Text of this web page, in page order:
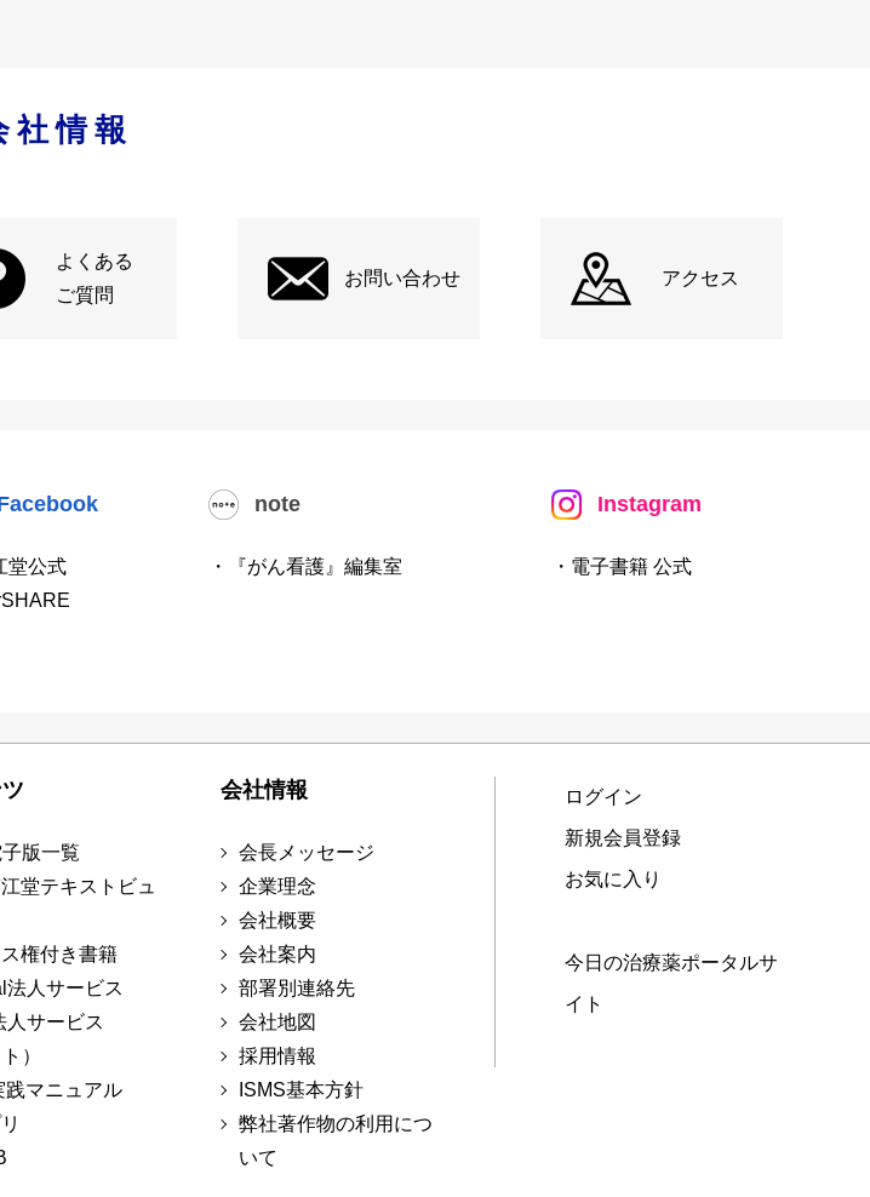
社情報
よくある
ご質問
お問い合わせ アクセス
堂公式
note
・『がん看護』編集室
Instagram
・電子書籍 公式
版一覧
堂テキストビュ
権付き書籍
法人サービス
人サービス
）
践マニュアル
会社情報
会長メッセージ
企業理念
会社概要
会社案内
部署別連絡先
会社地図
採用情報
ISMS基本方針
弊社著作物の利用につ
いて
ログイン
新規会員登録
お気に入り
今日の治療薬ポータルサ
イト